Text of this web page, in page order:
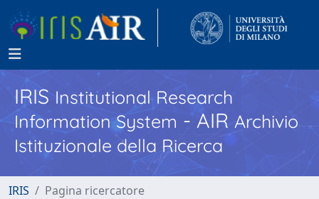
IRISInstitutional Research
Information System - AIR Archivio
Istituzionale della Ricerca
IRIS Pagina ricercatore